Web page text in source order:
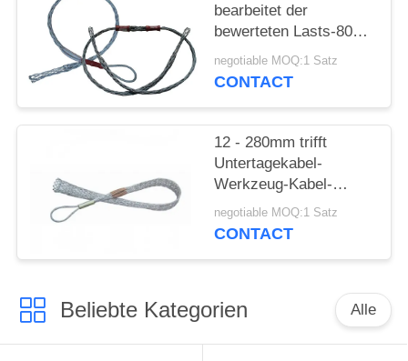
bearbeitet der
bewerteten Lasts-80kn
das Drahtseil, das
Leiter zieht
negotiable MOQ:1 Satz
CONTACT
12 - 280mm trifft
Untertagekabel-
Werkzeug-Kabel-
Masche Gelenk für
Stromleitung Bau hart
negotiable MOQ:1 Satz
CONTACT
Beliebte Kategorien Alle